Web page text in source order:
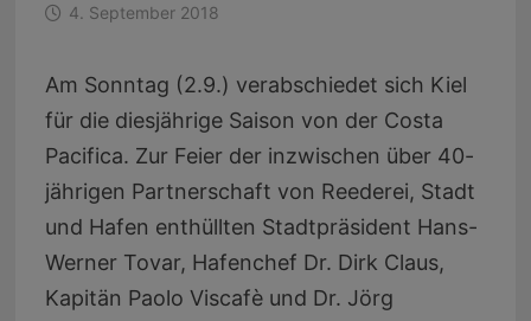
4. September 2018
Am Sonntag (2.9.) verabschiedet sich Kiel
für die diesjährige Saison von der Costa
Pacifica. Zur Feier der inzwischen über 40-
jährigen Partnerschaft von Reederei, Stadt
und Hafen enthüllten Stadtpräsident Hans-
Werner Tovar, Hafenchef Dr. Dirk Claus,
Kapitän Paolo Viscafè und Dr. Jörg